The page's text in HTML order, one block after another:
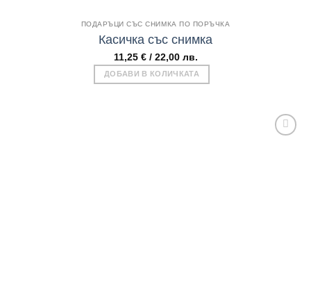
ПОДАРЪЦИ СЪС СНИМКА ПО ПОРЪЧКА
Касичка със снимка
11,25 €/ 22,00 лв.
ДОБАВИ В КОЛИЧКАТА